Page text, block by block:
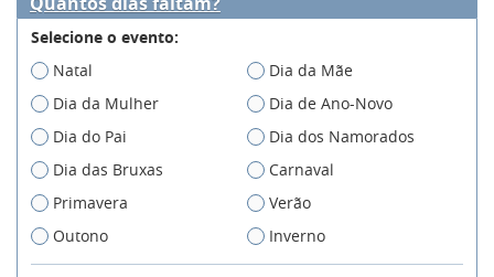
Selecione o evento:
Natal
Dia da Mãe
Dia da Mulher
Dia de Ano-Novo
Dia do Pai
Dia dos Namorados
Dia das Bruxas
Carnaval
Primavera
Verão
Outono
Inverno